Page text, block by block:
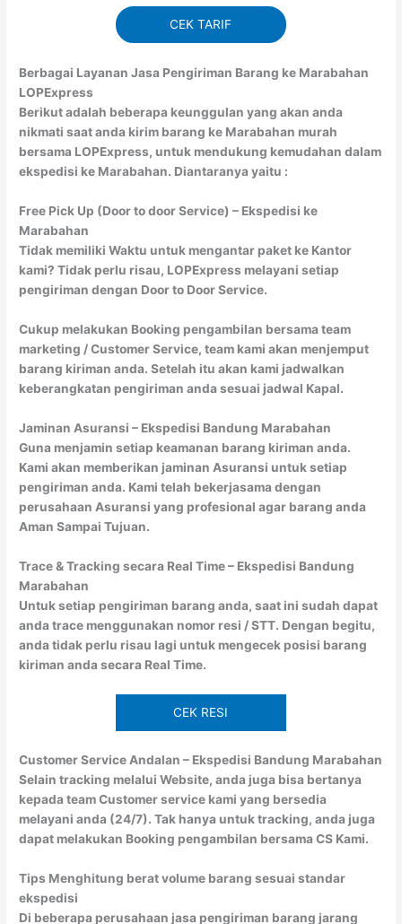
CEK TARIF
Berbagai Layanan Jasa Pengiriman Barang ke Marabahan
LOPExpress
Berikut adalah beberapa keunggulan yang akan anda
nikmati saat anda kirim barang ke Marabahan murah
bersama LOPExpress, untuk mendukung kemudahan dalam
ekspedisi ke Marabahan. Diantaranya yaitu :
Free Pick Up (Door to door Service) – Ekspedisi ke
Marabahan
Tidak memiliki Waktu untuk mengantar paket ke Kantor
kami? Tidak perlu risau, LOPExpress melayani setiap
pengiriman dengan Door to Door Service.
Cukup melakukan Booking pengambilan bersama team
marketing / Customer Service, team kami akan menjemput
barang kiriman anda. Setelah itu akan kami jadwalkan
keberangkatan pengiriman anda sesuai jadwal Kapal.
Jaminan Asuransi – Ekspedisi Bandung Marabahan
Guna menjamin setiap keamanan barang kiriman anda.
Kami akan memberikan jaminan Asuransi untuk setiap
pengiriman anda. Kami telah bekerjasama dengan
perusahaan Asuransi yang profesional agar barang anda
Aman Sampai Tujuan.
Trace & Tracking secara Real Time – Ekspedisi Bandung
Marabahan
Untuk setiap pengiriman barang anda, saat ini sudah dapat
anda trace menggunakan nomor resi / STT. Dengan begitu,
anda tidak perlu risau lagi untuk mengecek posisi barang
kiriman anda secara Real Time.
CEK RESI
Customer Service Andalan – Ekspedisi Bandung Marabahan
Selain tracking melalui Website, anda juga bisa bertanya
kepada team Customer service kami yang bersedia
melayani anda (24/7). Tak hanya untuk tracking, anda juga
dapat melakukan Booking pengambilan bersama CS Kami.
Tips Menghitung berat volume barang sesuai standar
ekspedisi
Di beberapa perusahaan jasa pengiriman barang jarang